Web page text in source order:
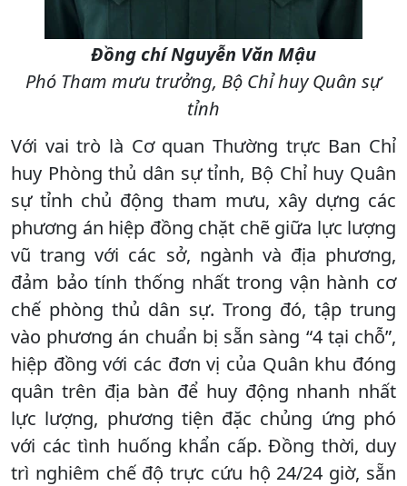
Đồng chí Nguyễn Văn Mậu
Phó Tham mưu trưởng, Bộ Chỉ huy Quân sự
tỉnh
Với vai trò là Cơ quan Thường trực Ban Chỉ
huy Phòng thủ dân sự tỉnh, Bộ Chỉ huy Quân
sự tỉnh chủ động tham mưu, xây dựng các
phương án hiệp đồng chặt chẽ giữa lực lượng
vũ trang với các sở, ngành và địa phương,
đảm bảo tính thống nhất trong vận hành cơ
chế phòng thủ dân sự. Trong đó, tập trung
vào phương án chuẩn bị sẵn sàng “4 tại chỗ”,
hiệp đồng với các đơn vị của Quân khu đóng
quân trên địa bàn để huy động nhanh nhất
lực lượng, phương tiện đặc chủng ứng phó
với các tình huống khẩn cấp. Đồng thời, duy
trì nghiêm chế độ trực cứu hộ 24/24 giờ, sẵn